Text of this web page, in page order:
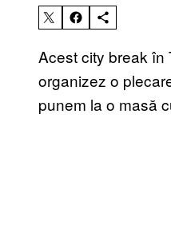
Acest city break în
organizez o
punem la o masă